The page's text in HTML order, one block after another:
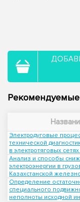
Электродуговые
технической
в электротяговых
Анализ и способы
электроэнергии в
Казахстанской
Определение
специального
неполноты исходной